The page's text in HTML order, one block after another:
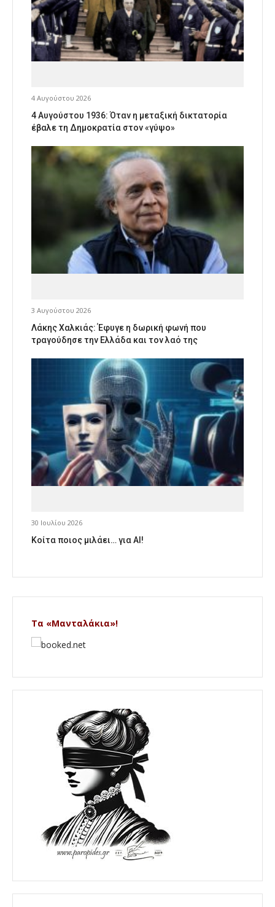
4 Αυγούστου 2026
4 Αυγούστου 1936: Όταν η μεταξική δικτατορία
έβαλε τη Δημοκρατία στον «γύψο»
3 Αυγούστου 2026
Λάκης Χαλκιάς: Έφυγε η δωρική φωνή που
τραγούδησε την Ελλάδα και τον λαό της
30 Ιουλίου 2026
Κοίτα ποιος μιλάει… για AI!
Τα «Μανταλάκια»!